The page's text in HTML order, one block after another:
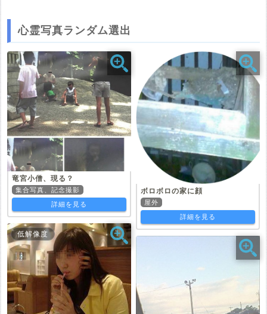
心霊写真ランダム選出
竜宮小僧、現る？
集合写真、記念撮影
詳細を見る
低解像度
ボロボロの家に顔
屋外
詳細を見る